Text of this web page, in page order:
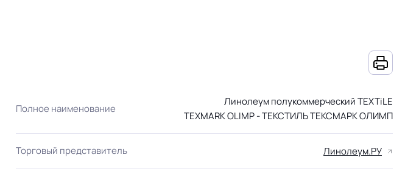
Полное наименование
Линолеум полукоммерческий TEXTiLE
TEXMARK OLIMP - ТЕКСТИЛЬ ТЕКСМАРК ОЛИМП
Торговый представитель Линолеум.РУ